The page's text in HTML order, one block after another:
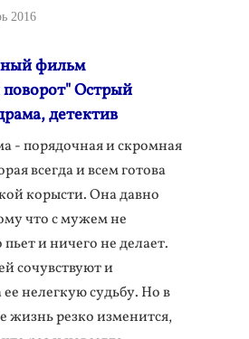
2016
фильм
Острый
детектив
- порядочная и скромная
всегда и всем готова
корысти. Она давно
что с мужем не
и ничего не делает.
сочувствуют и
нелегкую судьбу. Но в
жизнь резко изменится,